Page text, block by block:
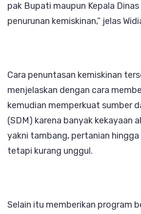
pak Bupati maupun Kepala
penurunan kemiskinan,” jelas
Cara penuntasan kemiskinan
menjelaskan dengan cara
kemudian memperkuat sumber
(SDM) karena banyak kekayaan
yakni tambang, pertanian hingga
tetapi kurang unggul.
Selain itu memberikan program